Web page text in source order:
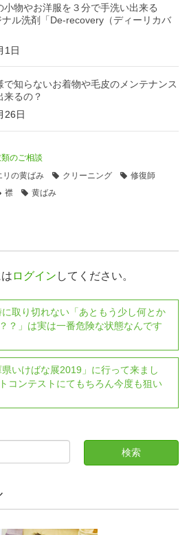
小物やお洋服を３分で手洗い出来る
ナル洗剤「De-recovery（ディーリカバ
1日
で知らないお着物や毛皮のメンテナンス
来るの？
26日
のご相談
リの黄ばみ クリーニング
修復師
襟 黄ばみ
ログイン してください。
取り切れない「あともう少し何とか
？」は実は一番危険な状態なんです
いけばな展2019」に行って来まし
コンテストにてもちろん今度も狙い